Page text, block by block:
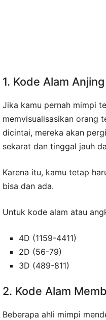
1. Kode Alam
Jika kamu pernah mimpi
memvisualisasikan orang
dicintai, mereka akan
sekarat dan tinggal jauh
Karena itu, kamu tetap
bisa dan ada.
Untuk kode alam atau
4D (1159-4411)
2D (56-79)
3D (489-811)
2. Kode Alam
Beberapa ahli mimpi